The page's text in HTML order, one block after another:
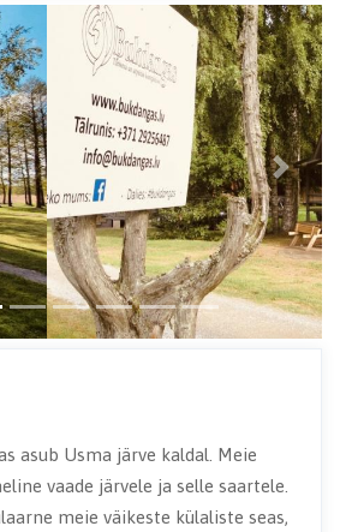
Next
asub Usma järve kaldal. Meie
vaade järvele ja selle saartele.
meie väikeste külaliste seas,